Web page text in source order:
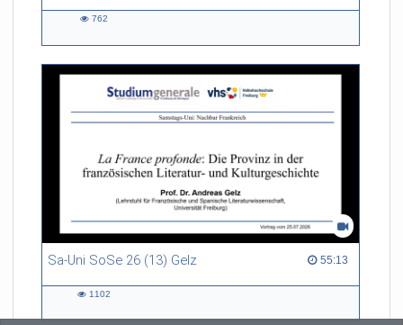
762
Sa-Uni SoSe 26 (13) Gelz 55:13
55:13 duration
1102